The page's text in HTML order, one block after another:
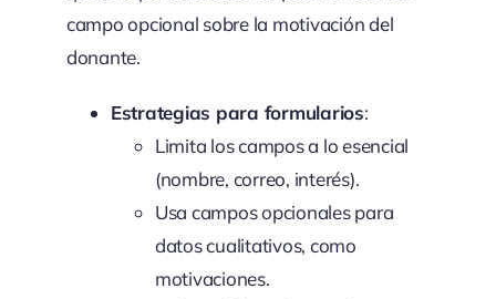
campo opcional sobre la motivación del
donante.
Estrategias para formularios:
Limita los campos a lo esencial
(nombre, correo, interés).
Usa campos opcionales para
datos cualitativos, como
motivaciones.